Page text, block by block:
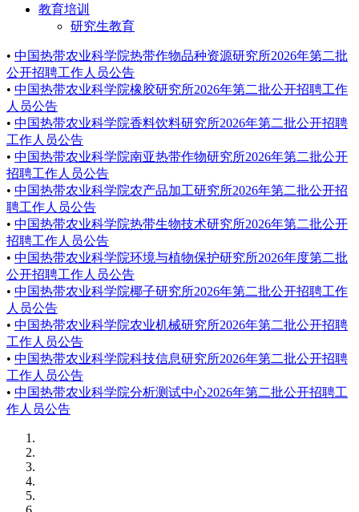
教育培训
研究生教育
• 中国热带农业科学院热带作物品种资源研究所2026年第二批
公开招聘工作人员公告
• 中国热带农业科学院橡胶研究所2026年第二批公开招聘工作
人员公告
• 中国热带农业科学院香料饮料研究所2026年第二批公开招聘
工作人员公告
• 中国热带农业科学院南亚热带作物研究所2026年第二批公开
招聘工作人员公告
• 中国热带农业科学院农产品加工研究所2026年第二批公开招
聘工作人员公告
• 中国热带农业科学院热带生物技术研究所2026年第二批公开
招聘工作人员公告
• 中国热带农业科学院环境与植物保护研究所2026年度第二批
公开招聘工作人员公告
• 中国热带农业科学院椰子研究所2026年第二批公开招聘工作
人员公告
• 中国热带农业科学院农业机械研究所2026年第二批公开招聘
工作人员公告
• 中国热带农业科学院科技信息研究所2026年第二批公开招聘
工作人员公告
• 中国热带农业科学院分析测试中心2026年第二批公开招聘工
作人员公告